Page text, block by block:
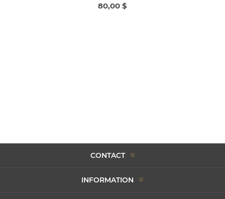
80,00 $
CONTACT
INFORMATION